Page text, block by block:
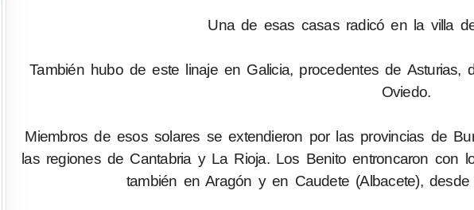
Una de esas casas radicó en la villa
También hubo de este linaje en Galicia, procedentes de
Oviedo.
Miembros de esos solares se extendieron por las provincias de
las regiones de Cantabria y La Rioja. Los Benito entroncaron con
también en Aragón y en Caudete (Albacete),